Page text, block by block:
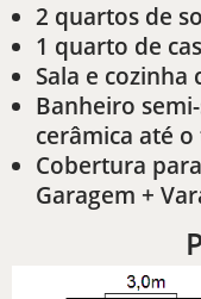
2 quartos de
1 quarto de
Sala e cozinha
Banheiro
cerâmica até
Cobertura
Garagem +